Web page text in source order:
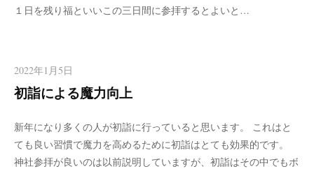
１日を残り福といいこの三日間に参拝するとよいと…
2022年1月5日
初詣による魔力向上
新年になり多くの人が初詣に行っていると思います。 これはと
ても良い習慣で魔力を高めるために初詣はとても効果的です。
神社参拝が良いのは以前説明していますが、初詣はその中でもボ